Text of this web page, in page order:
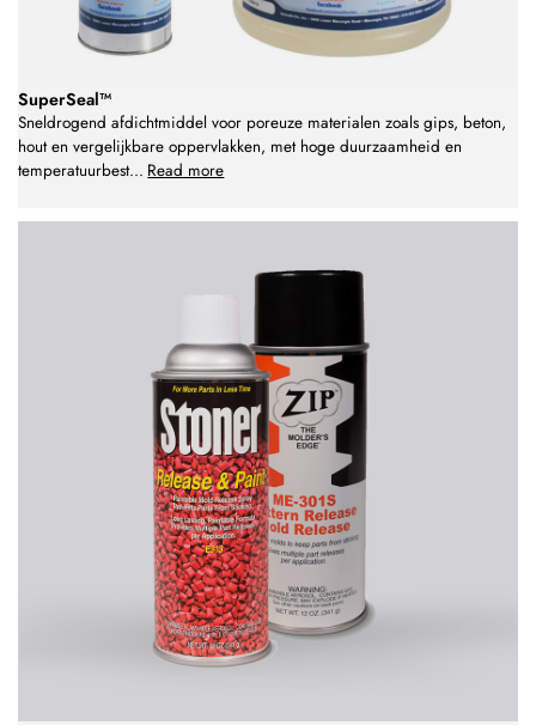
SuperSeal™
Sneldrogend afdichtmiddel voor poreuze materialen zoals gips, beton,
hout en vergelijkbare oppervlakken, met hoge duurzaamheid en
temperatuurbest... Read more